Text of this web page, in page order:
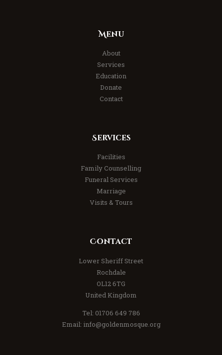
Menu
About
Services
Education
Donate
Contact
Services
Facilities
Family Counselling
Funeral Services
Marriage
Visits & Tours
Contact
Lower Sheriff Street
Rochdale
OL12 6TG
United Kingdom
Tel: 01706 649 786
Email: info@goldenmosque.org